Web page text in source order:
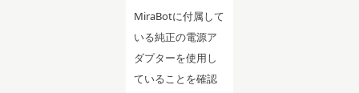
MiraBotに付属して
いる純正の電源ア
ダプターを使用し
ていることを確認